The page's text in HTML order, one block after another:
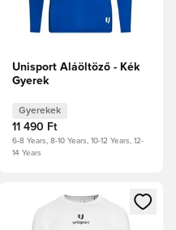
Unisport Aláöltöző - Kék
Gyerek
Gyerekek
11 490 Ft
6-8 Years, 8-10 Years, 10-12 Years, 12-
14 Years
vagy a tagként
Megnyit egy modált a